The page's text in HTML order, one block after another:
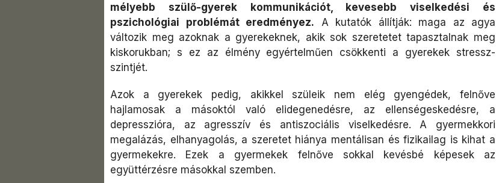
mélyebb szülő-gyerek kommunikációt, kevesebb viselkedési és
pszichológiai problémát eredményez. A kutatók állítják: maga az agya
változik meg azoknak a gyerekeknek, akik sok szeretetet tapasztalnak meg
kiskorukban; s ez az élmény egyértelműen csökkenti a gyerekek stressz-
szintjét.
Azok a gyerekek pedig, akikkel szüleik nem elég gyengédek, felnőve
hajlamosak a másoktól való elidegenedésre, az ellenségeskedésre, a
depresszióra, az agresszív és antiszociális viselkedésre. A gyermekkori
megalázás, elhanyagolás, a szeretet hiánya mentálisan és fizikailag is kihat a
gyermekekre. Ezek a gyermekek felnőve sokkal kevésbé képesek az
együttérzésre másokkal szemben.